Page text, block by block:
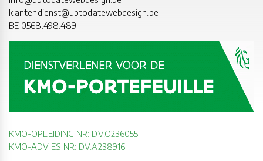
klantendienst@uptodatewebdesign.be
BE 0568.498.489
KMO-OPLEIDING NR: DV.O236055
KMO-ADVIES NR: DV.A238916